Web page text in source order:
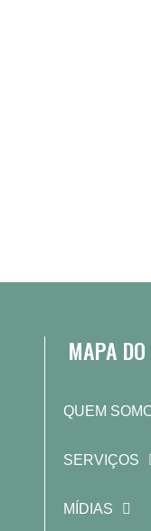
MAPA
QUEM
SERVIÇOS
MÍDIAS